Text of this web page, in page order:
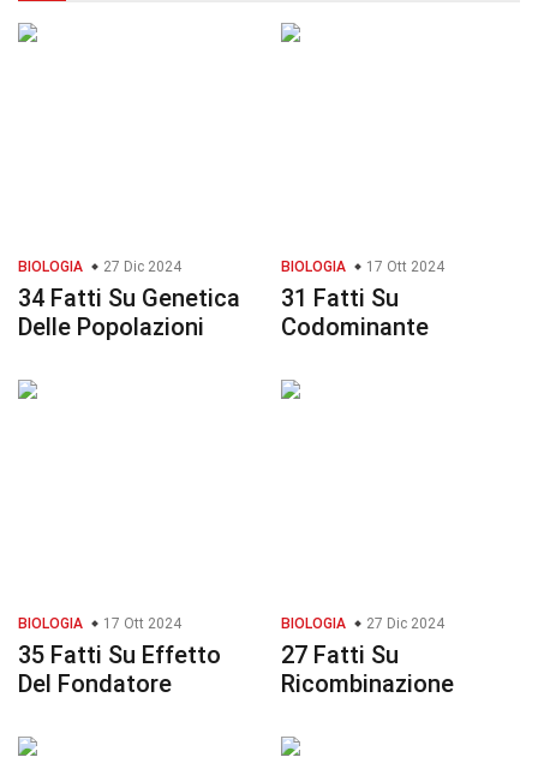
BIOLOGIA 27 Dic 2024
34 Fatti Su Genetica
Delle Popolazioni
BIOLOGIA 17 Ott 2024
31 Fatti Su
Codominante
BIOLOGIA 17 Ott 2024
35 Fatti Su Effetto
Del Fondatore
BIOLOGIA 27 Dic 2024
27 Fatti Su
Ricombinazione